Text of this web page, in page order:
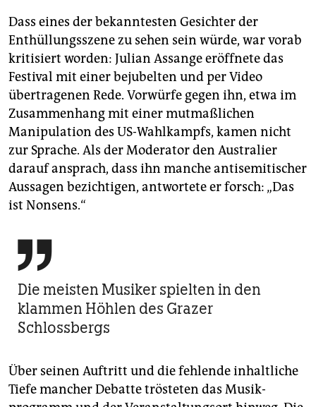
Dass eines der bekanntesten Gesichter der
Enthüllungsszene zu sehen sein würde, war vorab
kritisiert worden: Julian Assange eröffnete das
Festival mit einer bejubelten und per Video
übertragenen Rede. Vorwürfe gegen ihn, etwa im
Zusammenhang mit einer mutmaßlichen
Manipulation des US-Wahlkampfs, kamen nicht
zur Sprache. Als der Moderator den Australier
darauf ansprach, dass ihn manche antisemitischer
Aussagen bezichtigen, antwortete er forsch: „Das
ist Nonsens.“

Die meisten Musiker spielten in den
klammen Höhlen des Grazer
Schlossbergs
Über seinen Auftritt und die fehlende inhaltliche
Tiefe mancher Debatte trösteten das Musik­